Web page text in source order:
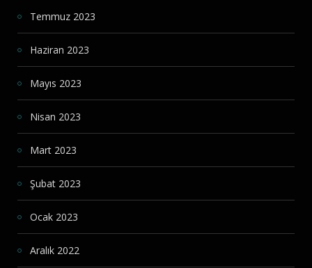
Temmuz 2023
Haziran 2023
Mayıs 2023
Nisan 2023
Mart 2023
Şubat 2023
Ocak 2023
Aralık 2022